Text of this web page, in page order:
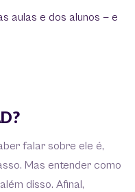
aulas e dos alunos — e
falar sobre ele é,
Mas entender como
disso. Afinal,